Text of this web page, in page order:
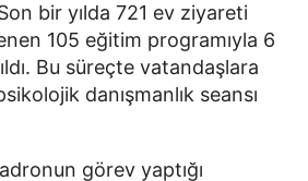
bir yılda 721 ev ziyareti
105 eğitim programıyla 6
Bu süreçte vatandaşlara
danışmanlık seansı
görev yaptığı